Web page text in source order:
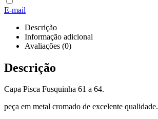
E-mail
Descrição
Informação adicional
Avaliações (0)
Descrição
Capa Pisca Fusquinha 61 a 64.
peça em metal cromado de excelente qualidade.